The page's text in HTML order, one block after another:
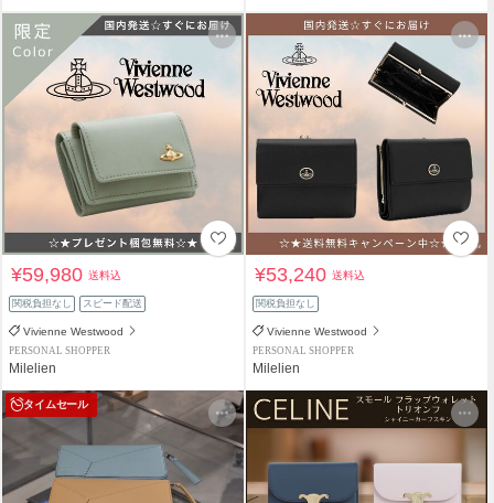
¥59,980送料込
関税負担なし スピード配送
Vivienne Westwood
PERSONAL SHOPPER
Milelien
¥53,240送料込
関税負担なし
Vivienne Westwood
PERSONAL SHOPPER
Milelien
タイムセール